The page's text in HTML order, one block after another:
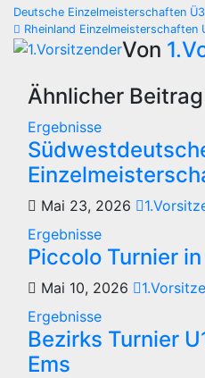
Deutsche Einzelmeisterschaften
Rheinland Einzelmeisterschaften
Von
Ähnlicher Beitrag
Ergebnisse
Mai 23, 2026
Ergebnisse
Piccolo Turnier
Mai 10, 2026
Ergebnisse
Bezirks Turnier
Ems